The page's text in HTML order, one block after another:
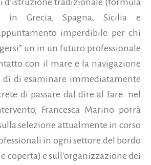
in Grecia, Spagna, Sicilia e
imperdibile per chi
un in un futuro professionale
con il mare e la navigazione
di di esaminare immediatamente
di passare dal dire al fare: nel
Francesca Marino porrà
selezione attualmente in corso
in ogni settore del bordo
coperta) e sull’organizzazione dei